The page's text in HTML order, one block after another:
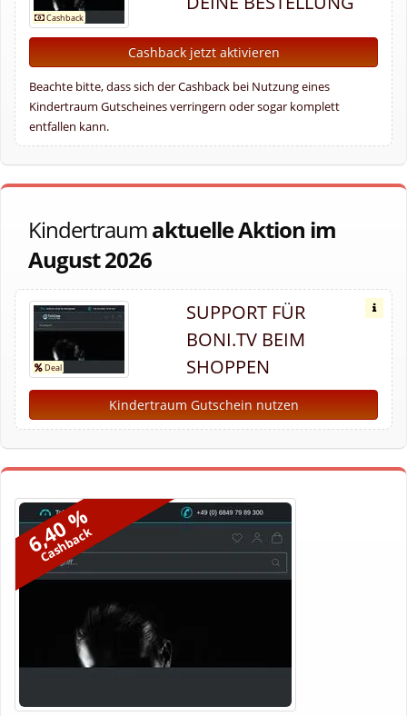
Cashback jetzt aktivieren
Beachte bitte, dass sich der Cashback bei Nutzung eines
Kindertraum Gutscheines verringern oder sogar komplett
entfallen kann.
Kindertraumaktuelle Aktion im
August 2026
SUPPORT FÜR
BONI.TV BEIM
SHOPPEN
Kindertraum Gutschein nutzen
6,40 %
Cashback